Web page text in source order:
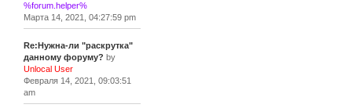
%forum.helper%
Марта 14, 2021, 04:27:59 pm
Re:Нужна-ли "раскрутка"
данному форуму? by
Unlocal User
Февраля 14, 2021, 09:03:51
am